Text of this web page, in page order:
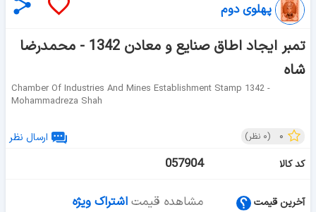
پهلوی دوم
تمبر ایجاد اطاق صنایع و معادن 1342 - محمدرضا
شاه
Chamber Of Industries And Mines Establishment Stamp 1342 -
Mohammadreza Shah
۰ (۰ نظر)
ارسال نظر
کد کالا
057904
آخرین قیمت مشاهده قیمت اشتراک ویژه